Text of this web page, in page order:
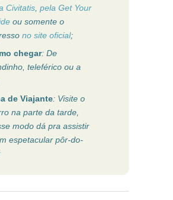
Civitatis pela Get Your
ou somente o
no site oficial;
chegar: De
teleférico ou a
de Viajante: Visite o
na parte da tarde,
modo dá pra assistir
espetacular pôr-do-